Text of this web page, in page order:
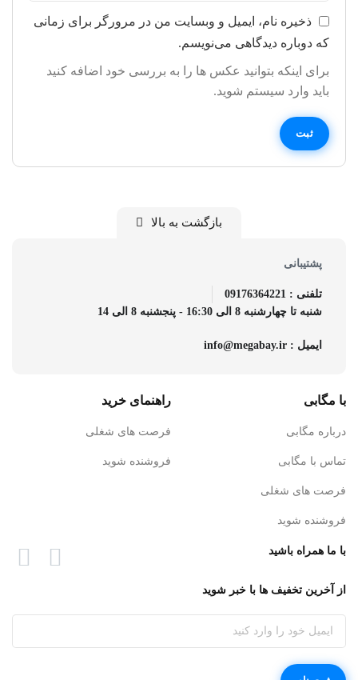
ذخیره نام، ایمیل و وبسایت من در مرورگر برای زمانی
که دوباره دیدگاهی می‌نویسم.
برای اینکه بتوانید عکس ها را به بررسی خود اضافه کنید
باید وارد سیستم شوید.
بازگشت به بالا
پشتیبانی
تلفنی : 09176364221
شنبه تا چهارشنبه 8 الی 16:30 - پنجشنبه 8 الی 14
ایمیل : info@megabay.ir
با مگابی
درباره مگابی
تماس با مگابی
فرصت های شغلی
فروشنده شوید
راهنمای خرید
فرصت های شغلی
فروشنده شوید
با ما همراه باشید
از آخرین تخفیف ها با خبر شوید